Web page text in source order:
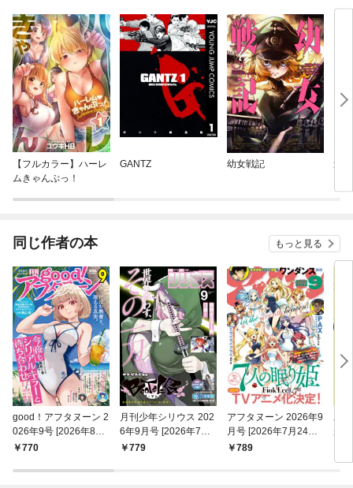
【フルカラー】ハーレ
ムきゃんぷっ！
GANTZ 幼女戦記 週
同じ作者の本 もっと見る
good！アフタヌーン 2
026年9号 [2026年8月
6日発売]
770
月刊少年シリウス 202
6年9月号 [2026年7月2
4日発売]
779
アフタヌーン 2026年9
月号 [2026年7月24日
発売]
789
が
じ